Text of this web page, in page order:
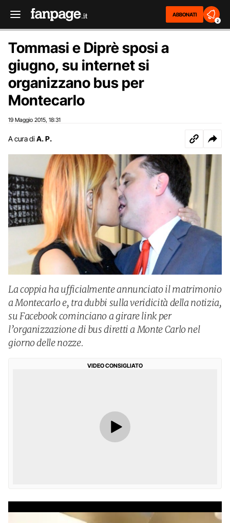
ABBONATI
2
Tommasi e Diprè sposi a
giugno, su internet si
organizzano bus per
Montecarlo
19 Maggio 2015 18:31
A cura di A. P.
La coppia ha ufficialmente annunciato il matrimonio
a Montecarlo e, tra dubbi sulla veridicità della notizia,
su Facebook cominciano a girare link per
l’organizzazione di bus diretti a Monte Carlo nel
giorno delle nozze.
VIDEO CONSIGLIATO